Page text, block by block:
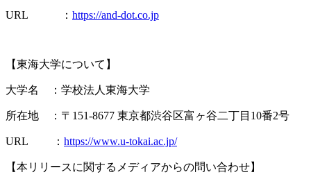
URL ： https://and-dot.co.jp
【東海大学について】
大学名 ：学校法人東海大学
所在地 ：〒151-8677 東京都渋谷区富ヶ谷二丁目10番2号
URL ： https://www.u-tokai.ac.jp/
【本リリースに関するメディアからの問い合わせ】